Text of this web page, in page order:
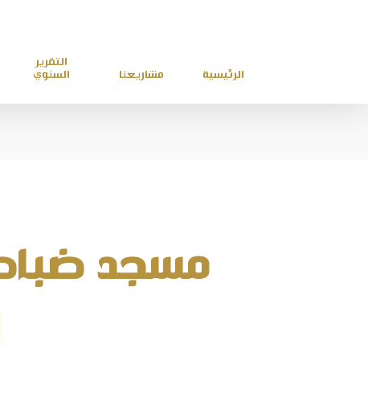
الرئيسية مشاريعنا
التقرير
السنوي